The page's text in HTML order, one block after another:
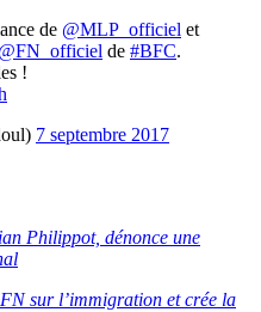
de @MLP_officiel et
@FN_officiel de #BFC.
!
7 septembre 2017
Philippot, dénonce une
sur l’immigration et crée la